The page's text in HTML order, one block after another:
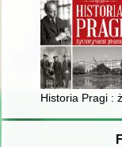
Historia Pragi :